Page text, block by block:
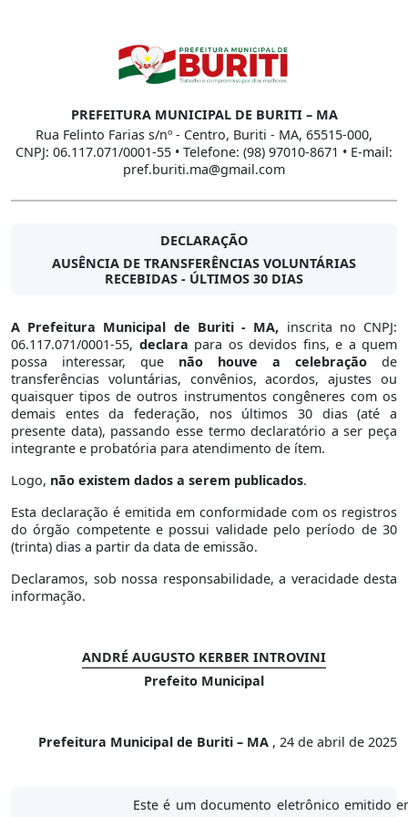
PREFEITURA MUNICIPAL DE BURITI – MA
Rua Felinto Farias s/nº - Centro, Buriti - MA, 65515-000,
CNPJ: 06.117.071/0001-55 • Telefone: (98) 97010-8671 • E-mail:
pref.buriti.ma@gmail.com
DECLARAÇÃO
AUSÊNCIA DE TRANSFERÊNCIAS VOLUNTÁRIAS
RECEBIDAS - ÚLTIMOS 30 DIAS
A Prefeitura Municipal de Buriti - MA, inscrita no CNPJ:
06.117.071/0001-55, declara para os devidos fins, e a quem
possa interessar, que não houve a celebração de
transferências voluntárias, convênios, acordos, ajustes ou
quaisquer tipos de outros instrumentos congêneres com os
demais entes da federação, nos últimos 30 dias (até a
presente data), passando esse termo declaratório a ser peça
integrante e probatória para atendimento de ítem.
Logo, não existem dados a serem publicados.
Esta declaração é emitida em conformidade com os registros
do órgão competente e possui validade pelo período de 30
(trinta) dias a partir da data de emissão.
Declaramos, sob nossa responsabilidade, a veracidade desta
informação.
ANDRÉ AUGUSTO KERBER INTROVINI
Prefeito Municipal
Prefeitura Municipal de Buriti – MA , 24 de abril de 2025
Este é um documento eletrônico emitido